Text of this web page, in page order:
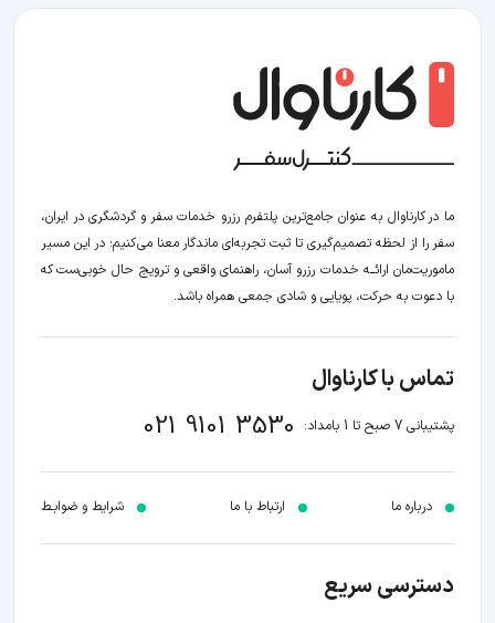
ما در کارناوال به عنوان جامع‌ترین پلتفرم رزرو خدمات سفر و گردشگری در ایران،
سفر را از لحظه‌ تصمیم‌گیری تا ثبت تجربه‌ای ماندگار معنا می‌کنیم؛ در این مسیر‍
ماموریت‌مان اراﺋــﻪ خدمات رزرو آسان، راهنمای واقعی و ترویج حال خوبی‌ست که
با دعوت به حرکت، پویایی و شادی جمعی همراه باشد.
تماس با کارناوال
پشتیبانی 7 صبح تا 1 بامداد: 021 9101 3530
درباره ما ارتباط با ما شرایط و ضوابـط
دسترسی سریع